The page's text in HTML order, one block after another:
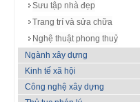
Sưu tập nhà đẹp
Trang trí và sửa chữa
Nghệ thuật phong thuỷ
Ngành xây dựng
Kinh tế xã hội
Công nghệ xây dựng